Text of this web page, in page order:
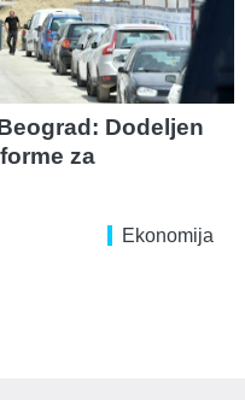
Dodeljen
za
Ekonomija